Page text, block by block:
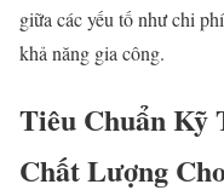
giữa các yếu tố như chi
khả năng gia công.
Tiêu Chuẩn Kỹ
Chất Lượng